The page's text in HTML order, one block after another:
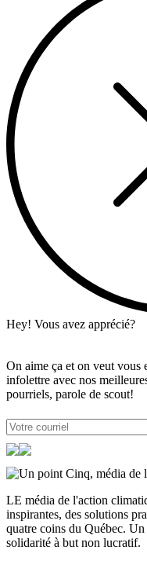
Hey! Vous avez apprécié?
On aime ça et on veut vous
infolettre avec nos
pourriels, parole de scout!
LE média de l'action
inspirantes, des solutions
quatre coins du Québec.
solidarité à but non lucratif.